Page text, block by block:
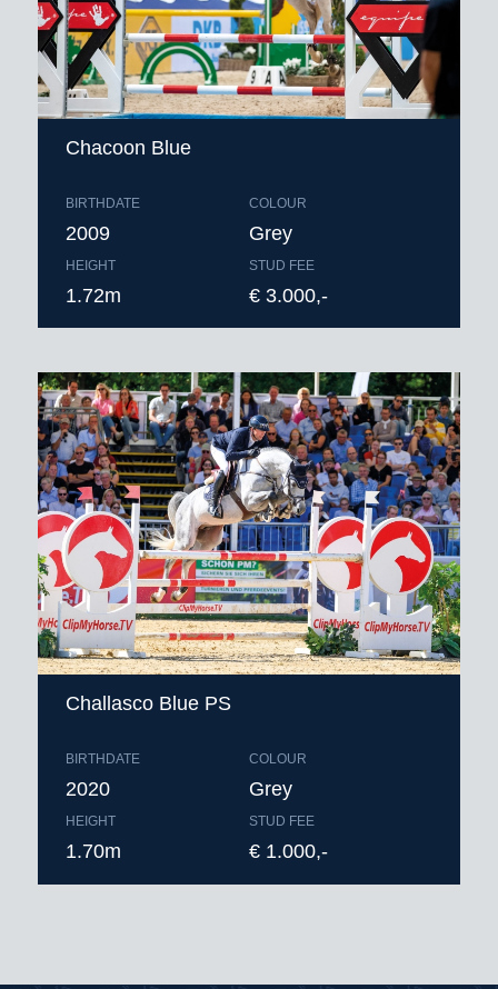
Chacoon Blue
BIRTHDATE
2009
HEIGHT
1.72m
COLOUR
Grey
STUD FEE
€ 3.000,-
Challasco Blue PS
BIRTHDATE
2020
HEIGHT
1.70m
COLOUR
Grey
STUD FEE
€ 1.000,-